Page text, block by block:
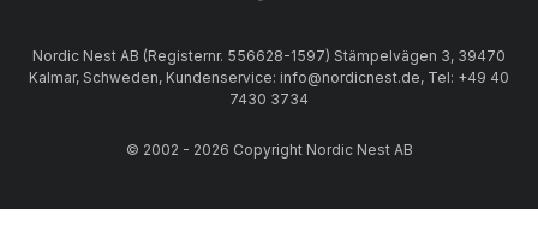
Nordic Nest AB (Registernr. 556628-1597) Stämpelvägen 3, 39470
Kalmar, Schweden, Kundenservice: info@nordicnest.de, Tel: +49 40
7430 3734
© 2002 - 2026 Copyright Nordic Nest AB